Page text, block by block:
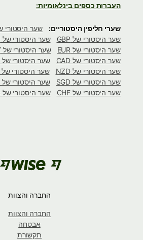
העברות כספים בינלאומיות:
שערי חליפין היסטוריים:
שער היסטורי של AUD
שער היסטורי של GBP
שער היסטורי של MXN
שער היסטורי של EUR
שער היסטורי של JPY
שער היסטורי של CAD
שער היסטורי של INR
שער היסטורי של NZD
שער היסטורי של ZAR
שער היסטורי של SGD
שער היסטורי של USD
שער היסטורי של CHF
שער היסטורי של IDR
החברה והצוות
החברה והצוות
אבטחה
תקשורת